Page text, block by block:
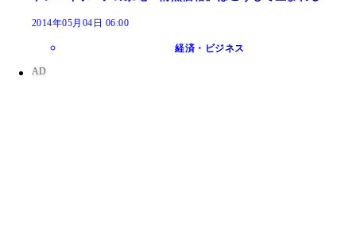
2014年05月04日 06:00
経済・ビジネス